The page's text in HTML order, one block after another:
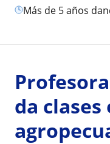
más de 5 años
da